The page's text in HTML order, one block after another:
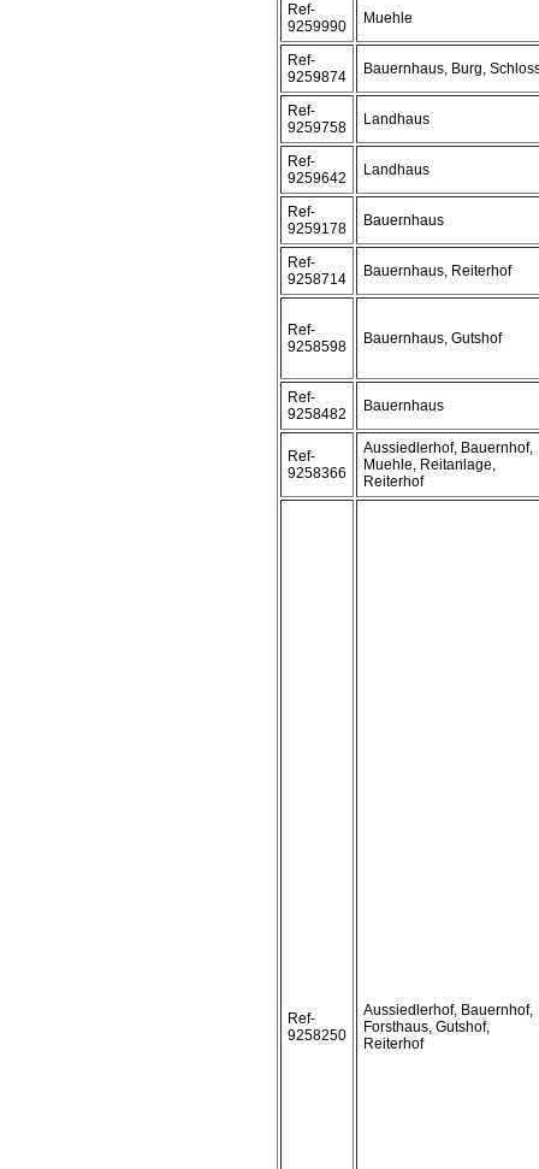
Ref-
9259990
Muehle
Ref-
9259874
Bauernhaus, Burg,
Ref-
9259758
Landhaus
Ref-
9259642
Landhaus
Ref-
9259178
Bauernhaus
Ref-
9258714
Bauernhaus, Reiterhof
Ref-
9258598
Bauernhaus, Gutshof
Ref-
9258482
Bauernhaus
Ref-
9258366
Aussiedlerhof, Bauernhof,
Muehle, Reitanlage,
Reiterhof
Ref-
9258250
Aussiedlerhof, Bauernhof,
Forsthaus, Gutshof,
Reiterhof